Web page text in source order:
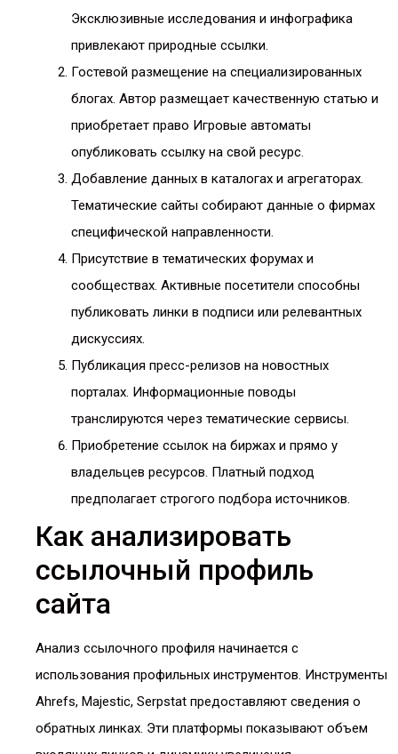
Эксклюзивные исследования и инфографика
привлекают природные ссылки.
Гостевой размещение на специализированных
блогах. Автор размещает качественную статью и
приобретает право Игровые автоматы
опубликовать ссылку на свой ресурс.
Добавление данных в каталогах и агрегаторах.
Тематические сайты собирают данные о фирмах
специфической направленности.
Присутствие в тематических форумах и
сообществах. Активные посетители способны
публиковать линки в подписи или релевантных
дискуссиях.
Публикация пресс-релизов на новостных
порталах. Информационные поводы
транслируются через тематические сервисы.
Приобретение ссылок на биржах и прямо у
владельцев ресурсов. Платный подход
предполагает строгого подбора источников.
Как анализировать
ссылочный профиль
сайта
Анализ ссылочного профиля начинается с
использования профильных инструментов. Инструменты
Ahrefs, Majestic, Serpstat предоставляют сведения о
обратных линках. Эти платформы показывают объем